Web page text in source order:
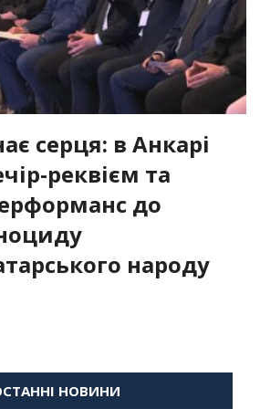
серця: в Анкарі
реквієм та
до
народу
НОВИНИ